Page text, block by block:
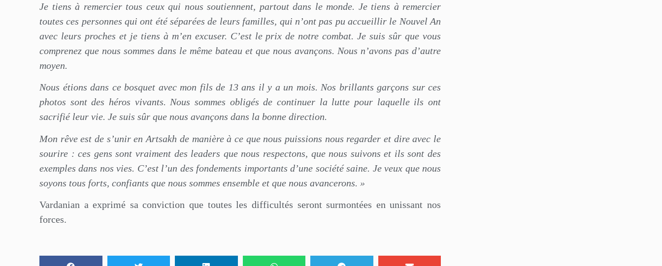
Je tiens à remercier tous ceux qui nous soutiennent, partout dans le monde. Je tiens à remercier
toutes ces personnes qui ont été séparées de leurs familles, qui n’ont pas pu accueillir le Nouvel An
avec leurs proches et je tiens à m’en excuser. C’est le prix de notre combat. Je suis sûr que vous
comprenez que nous sommes dans le même bateau et que nous avançons. Nous n’avons pas d’autre
moyen.
Nous étions dans ce bosquet avec mon fils de 13 ans il y a un mois. Nos brillants garçons sur ces
photos sont des héros vivants. Nous sommes obligés de continuer la lutte pour laquelle ils ont
sacrifié leur vie. Je suis sûr que nous avançons dans la bonne direction.
Mon rêve est de s’unir en Artsakh de manière à ce que nous puissions nous regarder et dire avec le
sourire : ces gens sont vraiment des leaders que nous respectons, que nous suivons et ils sont des
exemples dans nos vies. C’est l’un des fondements importants d’une société saine. Je veux que nous
soyons tous forts, confiants que nous sommes ensemble et que nous avancerons. »
Vardanian a exprimé sa conviction que toutes les difficultés seront surmontées en unissant nos
forces.